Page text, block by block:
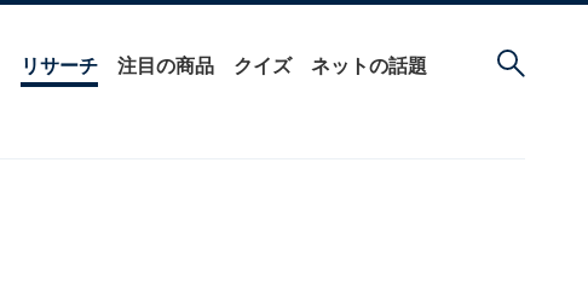
リサーチ 注目の商品 クイズ ネットの話題